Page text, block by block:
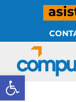
Abrir barra de